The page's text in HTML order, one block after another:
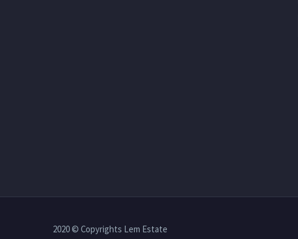
2020 © Copyrights Lem Estate